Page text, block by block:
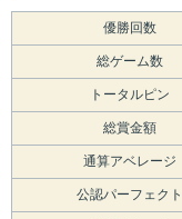
優勝回数
総ゲーム数
トータルピン
総賞金額
通算アベレージ
公認パーフェクト